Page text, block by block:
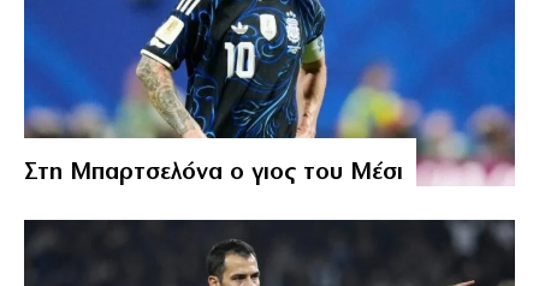
Στη Μπαρτσελόνα ο γιος του Μέσι